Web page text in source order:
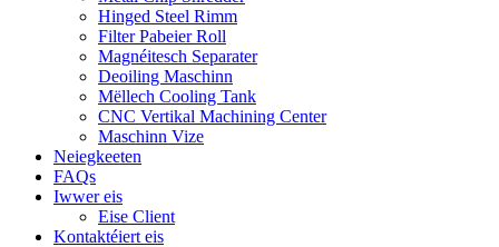
Hinged Steel Rimm
Filter Pabeier Roll
Magnéitesch Separater
Deoiling Maschinn
Mëllech Cooling Tank
CNC Vertikal Machining Center
Maschinn Vize
Neiegkeeten
FAQs
Iwwer eis
Eise Client
Kontaktéiert eis